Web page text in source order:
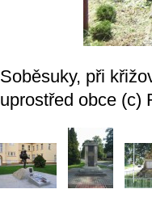
Soběsuky, při
uprostřed obce (c)